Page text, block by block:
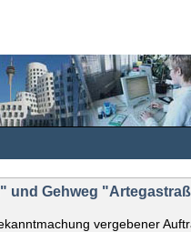
und Gehweg
vergebener